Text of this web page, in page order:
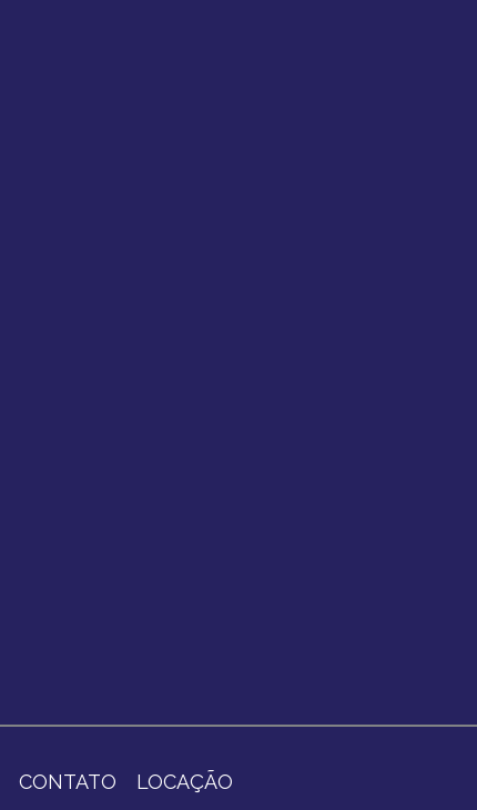
CONTATO LOCAÇÃO